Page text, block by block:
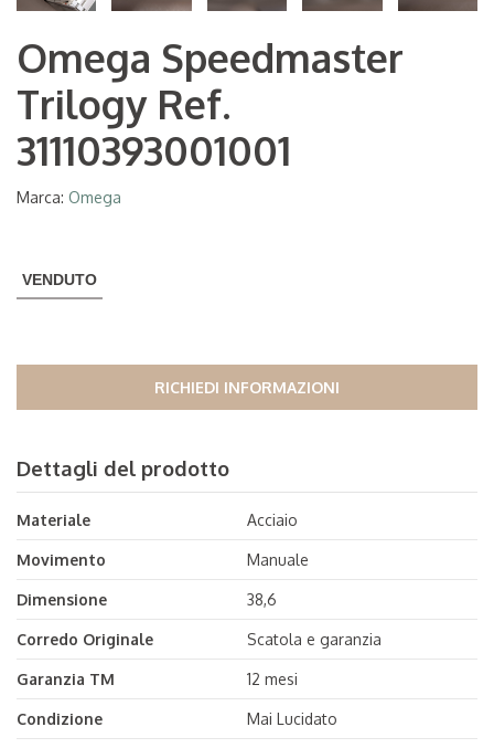
Omega Speedmaster
Trilogy Ref.
31110393001001
Marca: Omega
VENDUTO
RICHIEDI INFORMAZIONI
Dettagli del prodotto
Materiale Acciaio
Movimento Manuale
Dimensione 38,6
Corredo Originale Scatola e garanzia
Garanzia TM 12 mesi
Condizione Mai Lucidato